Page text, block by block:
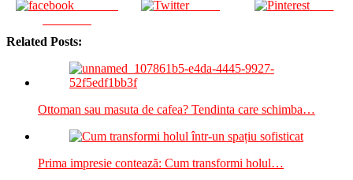
Tweet Save
Related Posts:
Ottoman sau masuta de cafea? Tendinta care schimba…
Prima impresie contează: Cum transformi holul…